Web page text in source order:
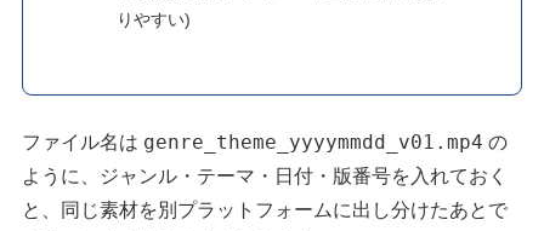
りやすい)
ファイル名は genre_theme_yyyymmdd_v01.mp4 の
ように、ジャンル・テーマ・日付・版番号を入れておく
と、同じ素材を別プラットフォームに出し分けたあとで